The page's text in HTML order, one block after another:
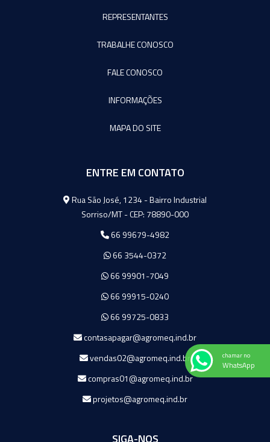
REPRESENTANTES
TRABALHE CONOSCO
FALE CONOSCO
INFORMAÇÕES
MAPA DO SITE
ENTRE EM CONTATO
Agromeq
Rua São José, 1234 - Bairro Industrial
Sorriso/MT - CEP: 78890-000
66 99679-4982
66 3544-0372
66 99901-7049
66 99915-0240
66 99725-0833
contasapagar@agromeq.ind.br
vendas02@agromeq.ind.br
compras01@agromeq.ind.br
projetos@agromeq.ind.br
chamar no
WhatsApp